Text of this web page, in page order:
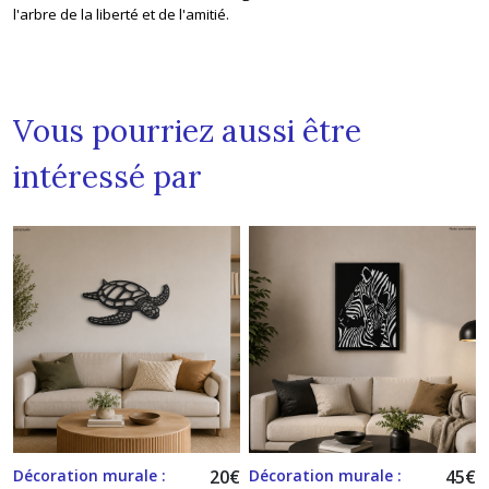
l'arbre de la liberté et de l'amitié.
Vous pourriez aussi être
intéressé par
Décoration murale :
20€ Décoration murale :
45€